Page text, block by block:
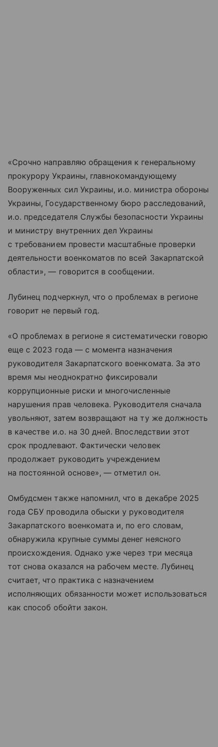
«Срочно направляю обращения к генеральному
прокурору Украины, главнокомандующему
Вооруженных сил Украины, и.о. министра обороны
Украины, Государственному бюро расследований,
и.о. председателя Службы безопасности Украины
и министру внутренних дел Украины
с требованием провести масштабные проверки
деятельности военкоматов по всей Закарпатской
области», — говорится в сообщении.
Лубинец подчеркнул, что о проблемах в регионе
говорит не первый год.
«О проблемах в регионе я систематически говорю
еще с 2023 года — с момента назначения
руководителя Закарпатского военкомата. За это
время мы неоднократно фиксировали
коррупционные риски и многочисленные
нарушения прав человека. Руководителя сначала
увольняют, затем возвращают на ту же должность
в качестве и.о. на 30 дней. Впоследствии этот
срок продлевают. Фактически человек
продолжает руководить учреждением
на постоянной основе», — отметил он.
Омбудсмен также напомнил, что в декабре 2025
года СБУ проводила обыски у руководителя
Закарпатского военкомата и, по его словам,
обнаружила крупные суммы денег неясного
происхождения. Однако уже через три месяца
тот снова оказался на рабочем месте. Лубинец
считает, что практика с назначением
исполняющих обязанности может использоваться
как способ обойти закон.